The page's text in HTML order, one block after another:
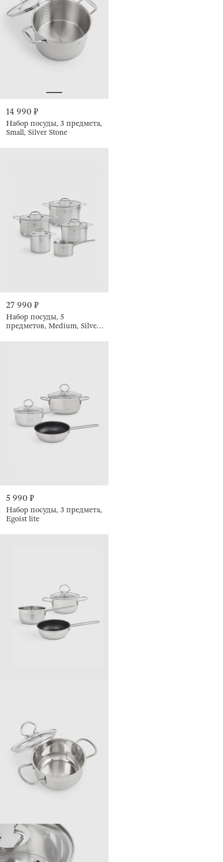
14 990 ₽
Набор посуды, 3 предмета,
Small, Silver Stone
27 990 ₽
Набор посуды, 5
предметов, Medium, Silver
5 990 ₽
Набор посуды, 3 предмета,
Egoist lite